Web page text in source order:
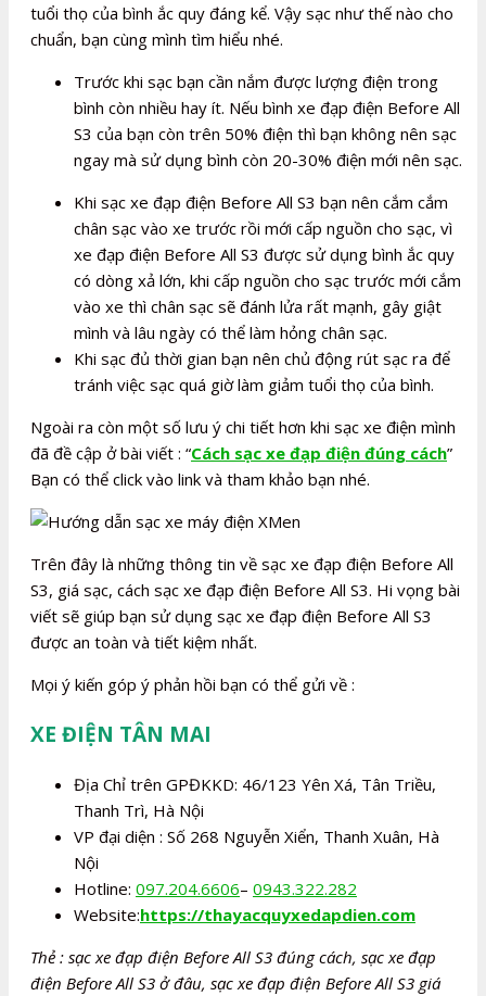
tuổi thọ của bình ắc quy đáng kể. Vậy sạc như thế nào cho
chuẩn, bạn cùng mình tìm hiểu nhé.
Trước khi sạc bạn cần nắm được lượng điện trong
bình còn nhiều hay ít. Nếu bình xe đạp điện Before All
S3 của bạn còn trên 50% điện thì bạn không nên sạc
ngay mà sử dụng bình còn 20-30% điện mới nên sạc.
Khi sạc xe đạp điện Before All S3 bạn nên cắm cắm
chân sạc vào xe trước rồi mới cấp nguồn cho sạc, vì
xe đạp điện Before All S3 được sử dụng bình ắc quy
có dòng xả lớn, khi cấp nguồn cho sạc trước mới cắm
vào xe thì chân sạc sẽ đánh lửa rất mạnh, gây giật
mình và lâu ngày có thể làm hỏng chân sạc.
Khi sạc đủ thời gian bạn nên chủ động rút sạc ra để
tránh việc sạc quá giờ làm giảm tuổi thọ của bình.
Ngoài ra còn một số lưu ý chi tiết hơn khi sạc xe điện mình
đã đề cập ở bài viết : “Cách sạc xe đạp điện đúng cách”
Bạn có thể click vào link và tham khảo bạn nhé.
Trên đây là những thông tin về sạc xe đạp điện Before All
S3, giá sạc, cách sạc xe đạp điện Before All S3. Hi vọng bài
viết sẽ giúp bạn sử dụng sạc xe đạp điện Before All S3
được an toàn và tiết kiệm nhất.
Mọi ý kiến góp ý phản hồi bạn có thể gửi về :
XE ĐIỆN TÂN MAI
Địa Chỉ trên GPĐKKD: 46/123 Yên Xá, Tân Triều,
Thanh Trì, Hà Nội
VP đại diện : Số 268 Nguyễn Xiển, Thanh Xuân, Hà
Nội
Hotline: 097.204.6606– 0943.322.282
Website:https://thayacquyxedapdien.com
Thẻ : sạc xe đạp điện Before All S3 đúng cách, sạc xe đạp
điện Before All S3 ở đâu, sạc xe đạp điện Before All S3 giá